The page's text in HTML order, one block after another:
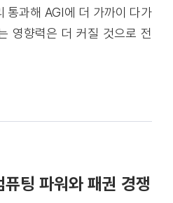
통과해 AGI에 더 가까이 다가
영향력은 더 커질 것으로 전
팅 파워와 패권 경쟁